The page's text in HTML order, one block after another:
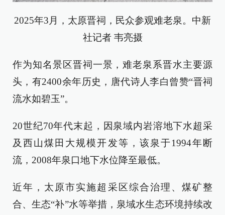
2025年3月，太原晋祠，民众参观难老泉。中新
社记者 韦亮摄
作为知名景区晋祠一景，难老泉系晋水主要源
头，有2400余年历史，唐代诗人李白曾赞“晋祠
流水如碧玉”。
20世纪70年代末起，因泉域内岩溶地下水超采
及西山煤田大规模开发等，该泉于1994年断
流，2008年泉口地下水位降至最低。
近年，太原市实施超采区综合治理、煤矿整
合、生态“补”水等举措，泉域水生态环境持续改